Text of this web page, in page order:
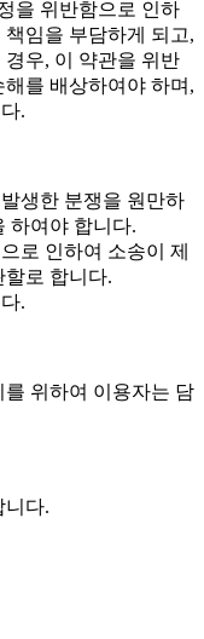
을 위반함으로 인하
임을 부담하게 되고,
우, 이 약관을 위반
를 배상하여야 하며,
.
생한 분쟁을 원만하
하여야 합니다.
로 인하여 소송이 제
로 합니다.
.
위하여 이용자는 담
니다.